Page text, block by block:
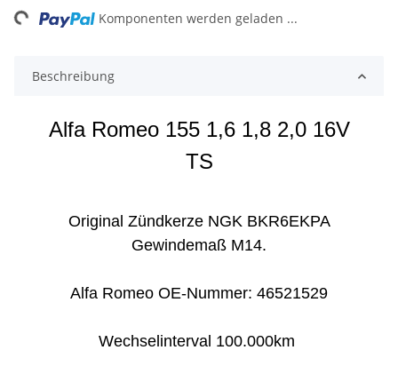
Komponenten werden geladen ...
Beschreibung
Alfa Romeo 155 1,6 1,8 2,0 16V
TS
Original Zündkerze NGK BKR6EKPA
Gewindemaß M14.
Alfa Romeo OE-Nummer: 46521529
Wechselinterval 100.000km